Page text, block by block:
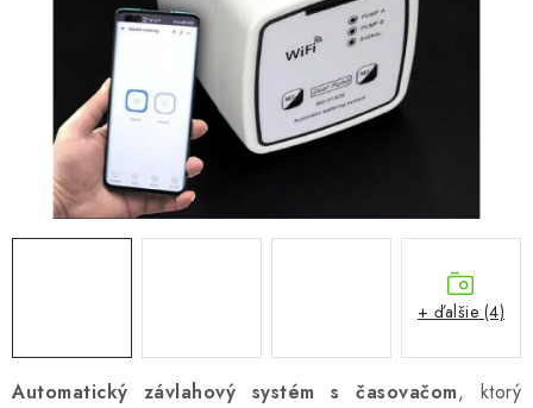
Hodnotenie obchodu O nákupu
Obchodné podmienky
Predávané značky
Kontakt
Podmienky o ochrane osobných údajov
Automatický závlahový systém s časovačom, ktorý
+ ďalšie (4)